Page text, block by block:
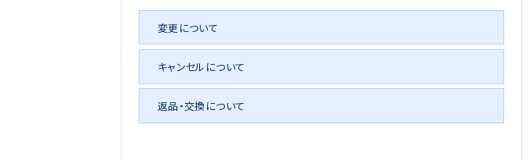
変更について
キャンセルについて
返品・交換について